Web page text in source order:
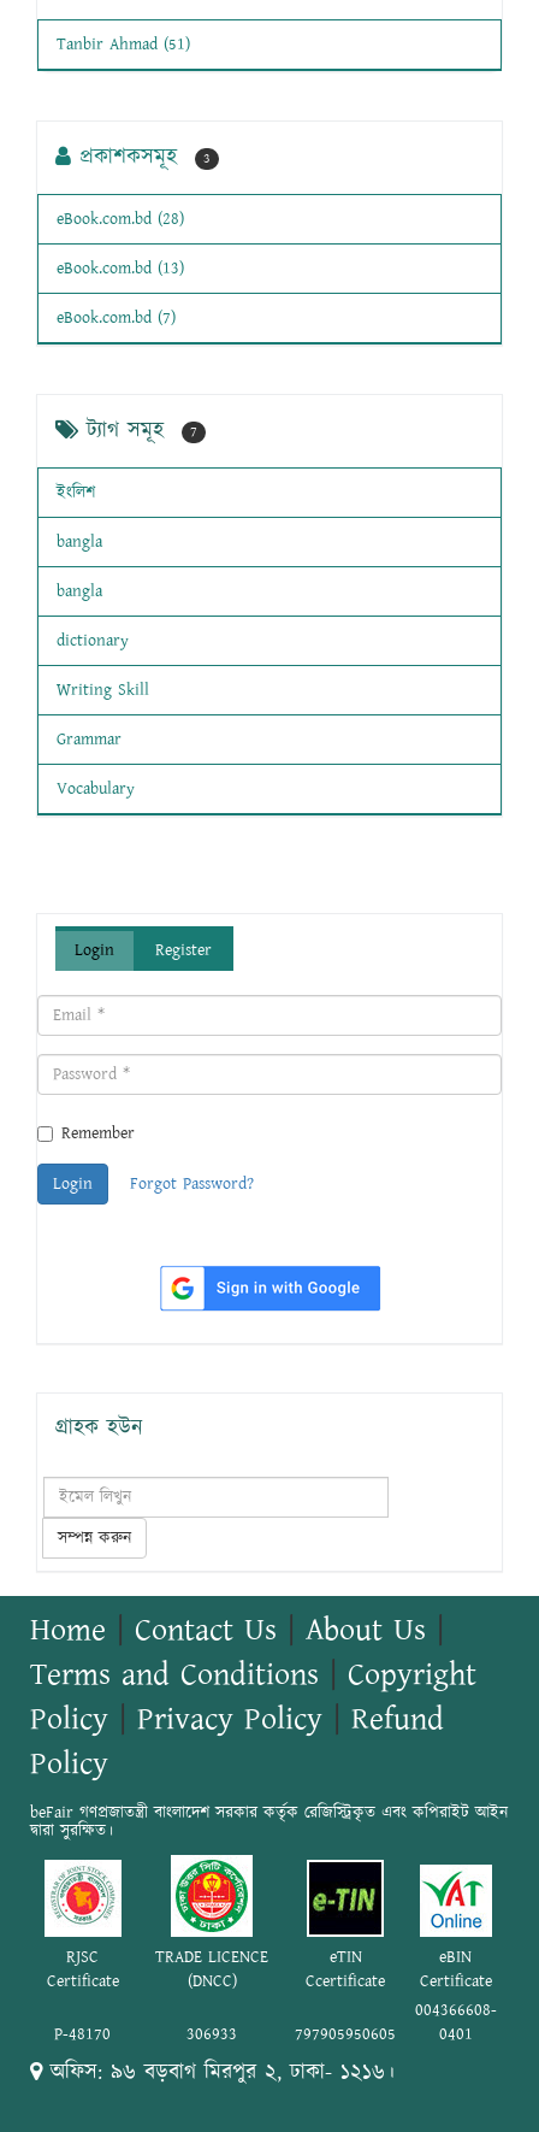
Tanbir Ahmad (51)
প্রকাশকসমূহ 3
eBook.com.bd (28)
eBook.com.bd (13)
eBook.com.bd (7)
ট্যাগ সমূহ 7
ইংলিশ
bangla
bangla
dictionary
Writing Skill
Grammar
Vocabulary
Login Register
Remember
Login Forgot Password?
গ্রাহক হউন
সম্পন্ন করুন
Home Contact Us About Us
Terms and Conditions
Copyright
Policy
Privacy Policy
Refund
Policy
beFair গণপ্রজাতন্ত্রী বাংলাদেশ সরকার কর্তৃক রেজিস্ট্রিকৃত এবং কপিরাইট আইন
দ্বারা সুরক্ষিত।
RJSC
Certificate
TRADE LICENCE
(DNCC)
eTIN
Ccertificate
eBIN
Certificate
P-48170 306933 797905950605
004366608-
0401
অফিস: ৯৬ বড়বাগ মিরপুর ২, ঢাকা- ১২১৬।